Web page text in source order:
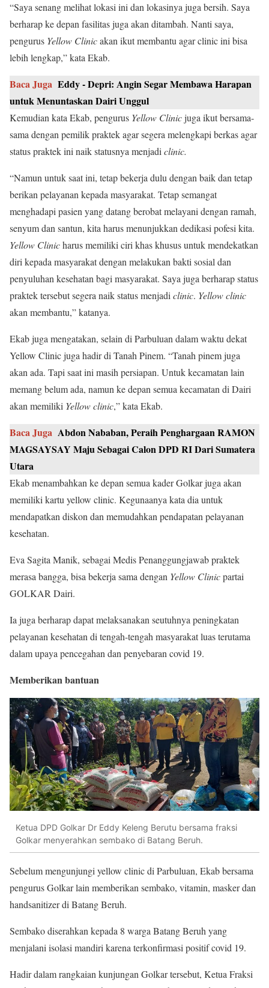
“Saya senang melihat lokasi ini dan lokasinya juga bersih. Saya
berharap ke depan fasilitas juga akan ditambah. Nanti saya,
pengurus Yellow Clinicakan ikut membantu agar clinic ini bisa
lebih lengkap,” kata Ekab.
Baca Juga Eddy - Depri: Angin Segar Membawa Harapan
untuk Menuntaskan Dairi Unggul
Kemudian kata Ekab, pengurus Yellow Clinicjuga ikut bersama-
sama dengan pemilik praktek agar segera melengkapi berkas agar
status praktek ini naik statusnya menjadiclinic.
“Namun untuk saat ini, tetap bekerja dulu dengan baik dan tetap
berikan pelayanan kepada masyarakat. Tetap semangat
menghadapi pasien yang datang berobat melayani dengan ramah,
senyum dan santun, kita harus menunjukkan dedikasi pofesi kita.
Yellow Clinicharus memiliki ciri khas khusus untuk mendekatkan
diri kepada masyarakat dengan melakukan bakti sosial dan
penyuluhan kesehatan bagi masyarakat. Saya juga berharap status
praktek tersebut segera naik status menjadiclinic. Yellow clinic
akan membantu,” katanya.
Ekab juga mengatakan, selain di Parbuluan dalam waktu dekat
Yellow Clinic juga hadir di Tanah Pinem. “Tanah pinem juga
akan ada. Tapi saat ini masih persiapan. Untuk kecamatan lain
memang belum ada, namun ke depan semua kecamatan di Dairi
akan memiliki Yellow clinic,” kata Ekab.
Baca Juga Abdon Nababan, Peraih Penghargaan RAMON
MAGSAYSAY Maju Sebagai Calon DPD RI Dari Sumatera
Utara
Ekab menambahkan ke depan semua kader Golkar juga akan
memiliki kartu yellow clinic. Kegunaanya kata dia untuk
mendapatkan diskon dan memudahkan pendapatan pelayanan
kesehatan.
Eva Sagita Manik, sebagai Medis Penanggungjawab praktek
merasa bangga, bisa bekerja sama dengan Yellow Clinicpartai
GOLKAR Dairi.
Ia juga berharap dapat melaksanakan seutuhnya peningkatan
pelayanan kesehatan di tengah-tengah masyarakat luas terutama
dalam upaya pencegahan dan penyebaran covid 19.
Memberikan bantuan
Ketua DPD Golkar Dr Eddy Keleng Berutu bersama fraksi
Golkar menyerahkan sembako di Batang Beruh.
Sebelum mengunjungi yellow clinic di Parbuluan, Ekab bersama
pengurus Golkar lain memberikan sembako, vitamin, masker dan
handsanitizer di Batang Beruh.
Sembako diserahkan kepada 8 warga Batang Beruh yang
menjalani isolasi mandiri karena terkonfirmasi positif covid 19.
Hadir dalam rangkaian kunjungan Golkar tersebut, Ketua Fraksi